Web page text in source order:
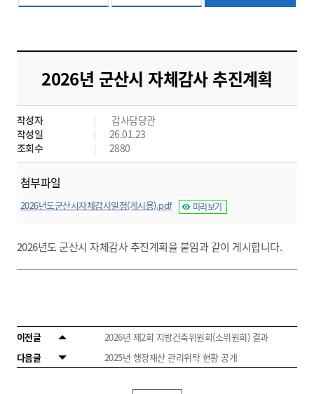
2026년 군산시 자체감사 추진계획
작성자
감사담당관
작성일
26.01.23
조회수
2880
첨부파일
2026년도군산시자체감사일정(게시용).pdf 미리보기
2026년도 군산시 자체감사 추진계획을 붙임과 같이 게시합니다.
이전글
2026년 제2회 지방건축위원회(소위원회) 결과
다음글
2025년 행정재산 관리위탁 현황 공개